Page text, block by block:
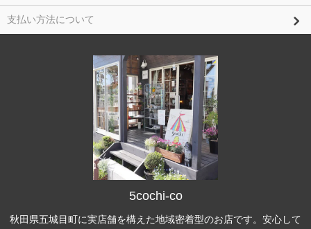
支払い方法について
5cochi-co
秋田県五城目町に実店舗を構えた地域密着型のお店です。安心して